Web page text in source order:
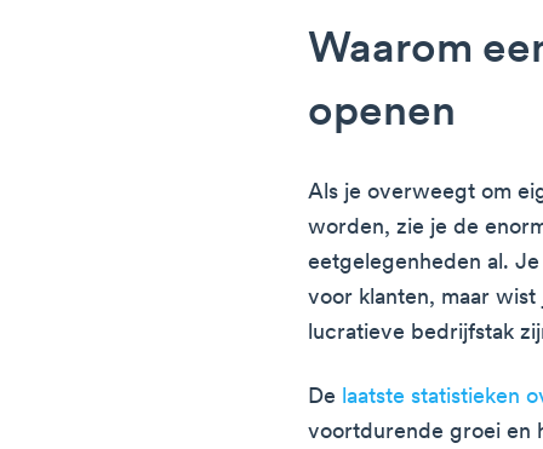
Waarom
openen
Als je overweegt om
worden, zie je de
eetgelegenheden al.
voor klanten, maar
lucratieve bedrijfstak
De laatste statistieken
voortdurende groei en